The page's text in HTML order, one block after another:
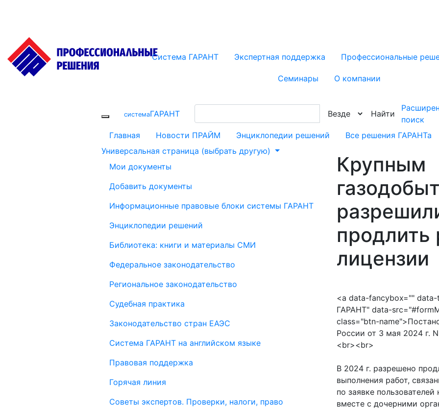
Система ГАРАНТ Экспертная поддержка Профессиональные
Предприятию
Юристу
Руководителю
Семинары О компании
Патенты и сертификаты
Вакансии
cистемаГАРАНТ Найти
поиск
Главная
Новости ПРАЙМ Энциклопедии решений
Все решения ГАРАНТа
Универсальная страница (выбрать другую)
Мои документы
Добавить документы
Информационные правовые блоки системы ГАРАНТ
Энциклопедии решений
Библиотека: книги и материалы СМИ
Федеральное законодательство
Региональное законодательство
Судебная практика
Законодательство стран ЕАЭС
Система ГАРАНТ на английском языке
Правовая поддержка
Горячая линия
Советы экспертов. Проверки, налоги, право
Крупным
продлить
лицензии
<a data-fancybox=""
ГАРАНТ" data-
class="btn-
России от 3 мая 2024 г.
<br><br>
В 2024 г. разрешено
выполнения работ,
по заявке
вместе с дочерними